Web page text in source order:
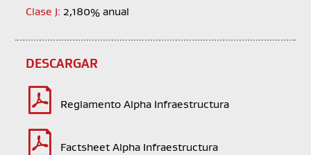
Clase J: 2,180% anual
DESCARGAR
Reglamento Alpha Infraestructura
Factsheet Alpha Infraestructura